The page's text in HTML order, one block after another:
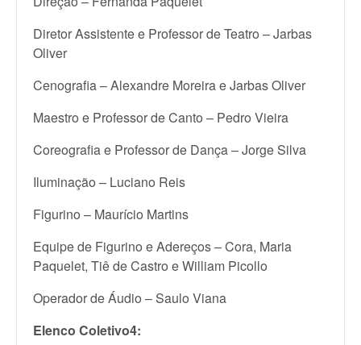
Diretor Assistente e Professor de Teatro – Jarbas
Oliver
Cenografia – Alexandre Moreira e Jarbas Oliver
Maestro e Professor de Canto – Pedro Vieira
Coreografia e Professor de Dança – Jorge Silva
Iluminação – Luciano Reis
Figurino – Maurício Martins
Equipe de Figurino e Adereços – Cora, Maria
Paquelet, Tiê de Castro e William Picollo
Operador de Áudio – Saulo Viana
Elenco Coletivo4: